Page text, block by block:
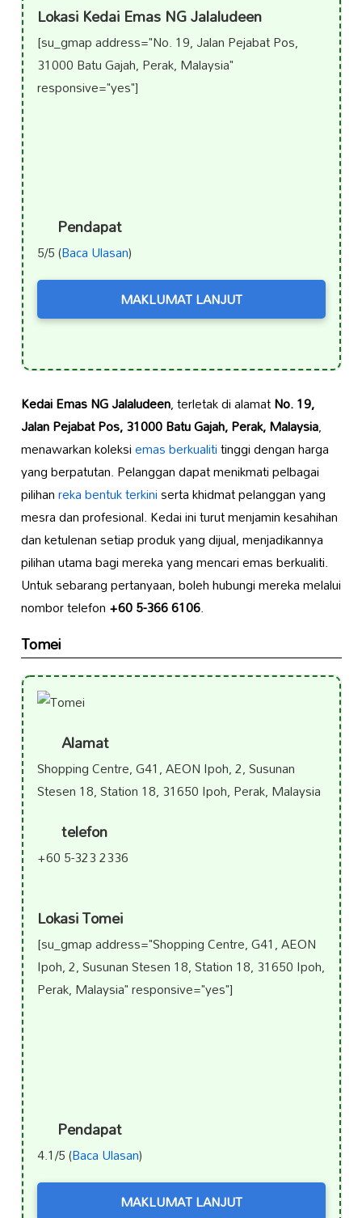
Lokasi Kedai Emas NG Jalaludeen
[su_gmap address="No. 19, Jalan Pejabat Pos,
31000 Batu Gajah, Perak, Malaysia"
responsive="yes"]
Pendapat
5/5 (Baca Ulasan)
MAKLUMAT LANJUT
Kedai Emas NG Jalaludeen, terletak di alamatNo. 19,
Jalan Pejabat Pos, 31000 Batu Gajah, Perak, Malaysia,
menawarkan koleksiemas berkualititinggi dengan harga
yang berpatutan. Pelanggan dapat menikmati pelbagai
pilihanreka bentuk terkiniserta khidmat pelanggan yang
mesra dan profesional. Kedai ini turut menjamin kesahihan
dan ketulenan setiap produk yang dijual, menjadikannya
pilihan utama bagi mereka yang mencari emas berkualiti.
Untuk sebarang pertanyaan, boleh hubungi mereka melalui
nombor telefon+60 5-366 6106.
Tomei
Alamat
Shopping Centre, G41, AEON Ipoh, 2, Susunan
Stesen 18, Station 18, 31650 Ipoh, Perak, Malaysia
telefon
+60 5-323 2336
Lokasi Tomei
[su_gmap address="Shopping Centre, G41, AEON
Ipoh, 2, Susunan Stesen 18, Station 18, 31650 Ipoh,
Perak, Malaysia" responsive="yes"]
Pendapat
4.1/5 (Baca Ulasan)
MAKLUMAT LANJUT